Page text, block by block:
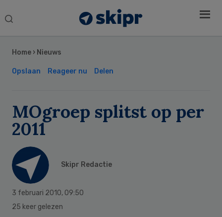
Search
Home › Nieuws
Opslaan Reageer nu Delen
MOgroep splitst op per
2011
Skipr Redactie
3 februari 2010, 09:50
25 keer gelezen
Sidebar